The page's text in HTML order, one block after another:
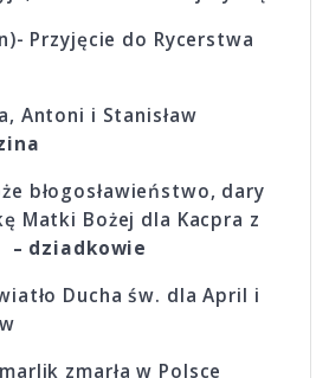
Przyjęcie do Rycerstwa
Antoni i Stanisław
błogosławieństwo, dary
Matki Bożej dla Kacpra z
– dziadkowie
Ducha św. dla April i
zmarła w Polsce